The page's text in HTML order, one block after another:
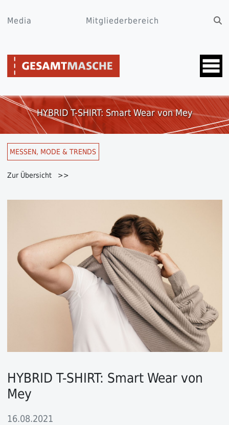
Media Mitgliederbereich
HYBRID T-SHIRT: Smart Wear von Mey
MESSEN, MODE & TRENDS
Zur Übersicht >>
HYBRID T-SHIRT: Smart Wear von
Mey
16.08.2021